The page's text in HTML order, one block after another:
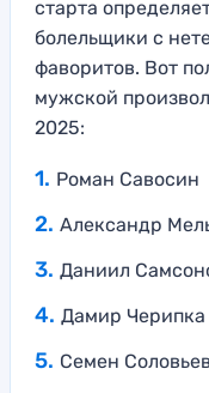
старта
болельщики с
фаворитов. Вот
мужской
2025:
Роман Савосин
Александр
Даниил
Дамир Черипка
Семен Соловьев